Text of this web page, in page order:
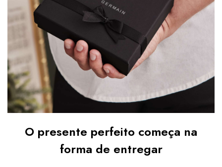
O presente perfeito começa na
forma de entregar